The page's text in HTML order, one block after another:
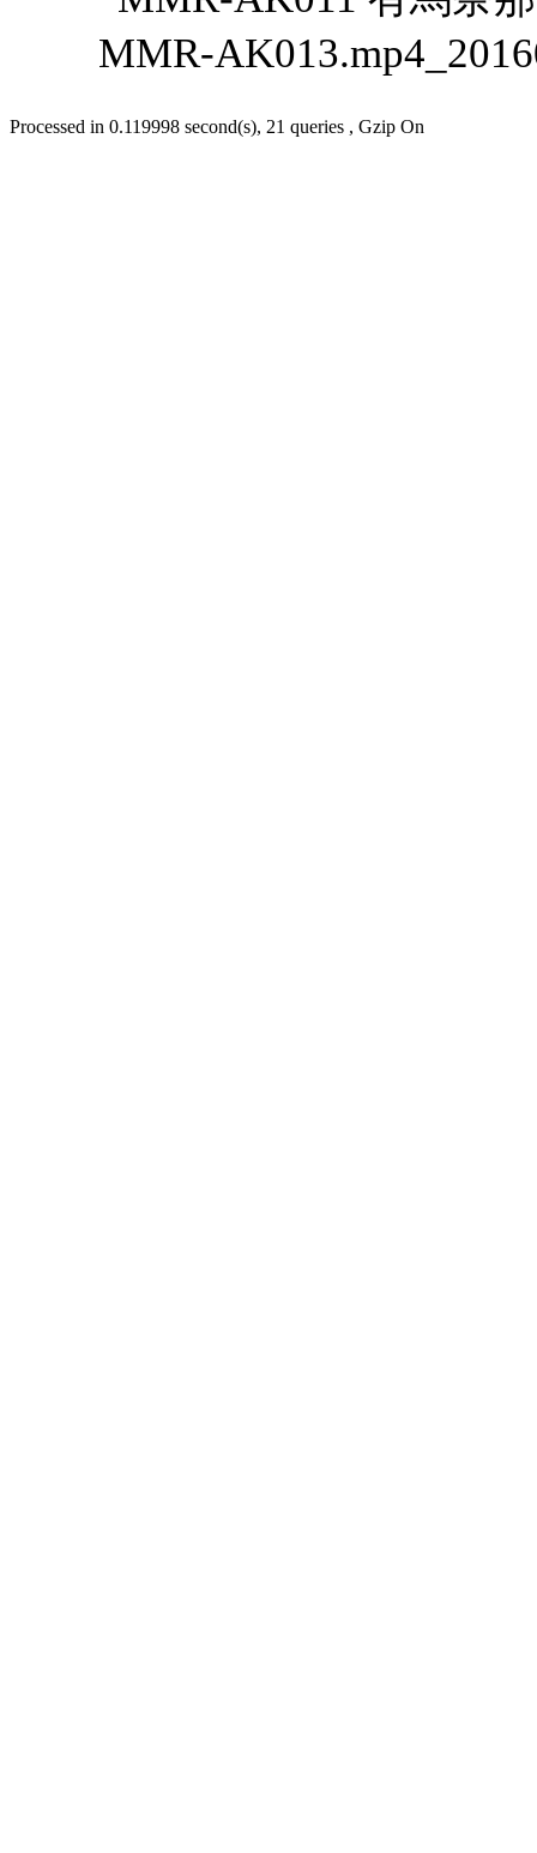
Processed in 0.119998 second(s), 21 queries , Gzip On